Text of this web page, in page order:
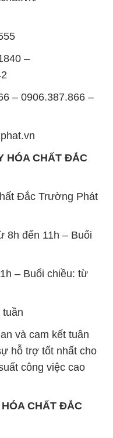
–
– 0906.387.866 –
HÓA CHẤT ĐẮC
Đắc Trường Phát
8h đến 11h – Buổi
– Buổi chiều: từ
tuần
và cam kết tuân
hỗ trợ tốt nhất cho
công việc cao
CHẤT ĐẮC